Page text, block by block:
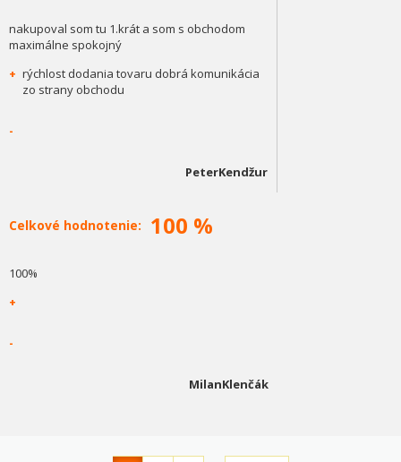
nakupoval som tu 1.krát a som s obchodom
maximálne spokojný
+ rýchlost dodania tovaru dobrá komunikácia
zo strany obchodu
-
PeterKendžur
Celkové hodnotenie: 100 %
100%
+
-
MilanKlenčák